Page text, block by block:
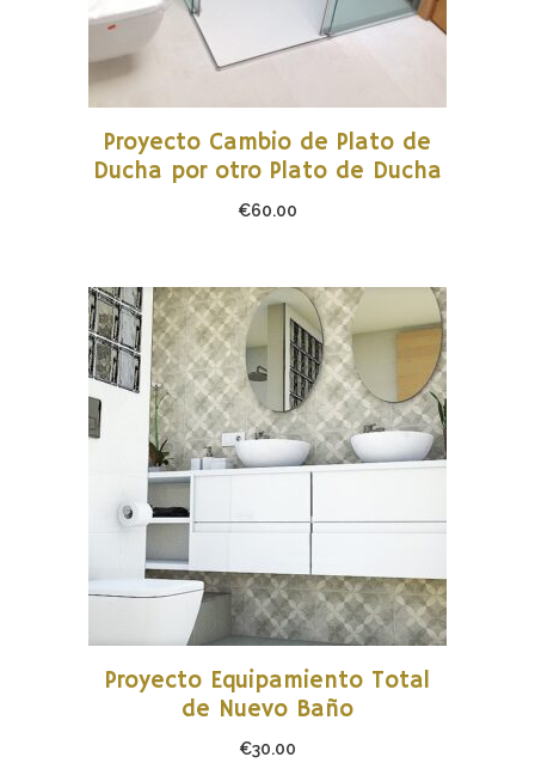
Proyecto Cambio de Plato de
Ducha por otro Plato de Ducha
€60.00
AÑADIR AL CARRITO
Proyecto Equipamiento Total
de Nuevo Baño
€30.00